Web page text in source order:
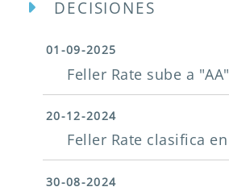
DECISIONES
01-09-2025
Feller Rate sube a
20-12-2024
Feller Rate clasifica
30-08-2024